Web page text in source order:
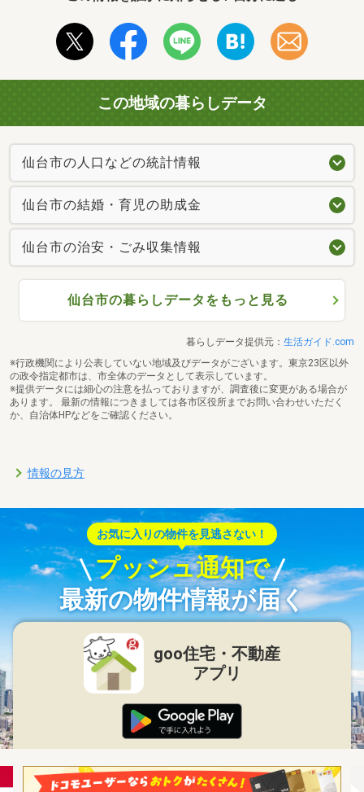
この地域の暮らしデータ
仙台市の人口などの統計情報
仙台市の結婚・育児の助成金
仙台市の治安・ごみ収集情報
仙台市の暮らしデータをもっと見る
暮らしデータ提供元： 生活ガイド.com
※行政機関により公表していない地域及びデータがございます。東京23区以外
の政令指定都市は、市全体のデータとして表示しています。
※提供データには細心の注意を払っておりますが、調査後に変更がある場合が
あります。 最新の情報につきましては各市区役所までお問い合わせいただく
か、自治体HPなどをご確認ください。
情報の見方
お気に入りの物件を見逃さない！
プッシュ通知で
最新の物件情報が届く
goo住宅・不動産
アプリ